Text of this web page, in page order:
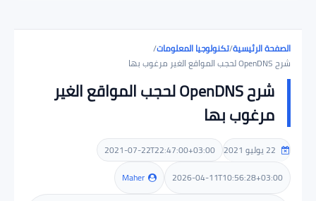
ويندوز
برامج
مراجعات
الصفحة الرئيسية/تكنولوجيا المعلومات/
شرح OpenDNS لحجب المواقع الغير مرغوب بها
شرح OpenDNS لحجب المواقع الغير
مرغوب بها
2021-07-22T22:47:00+03:00
2026-04-11T10:56:28+03:00
Maher